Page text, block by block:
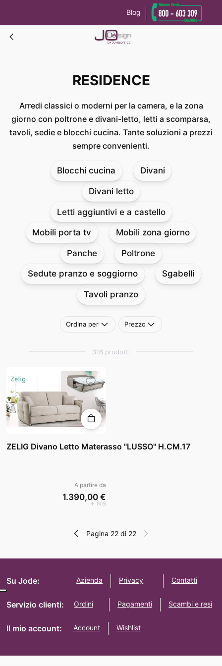
Blog
RESIDENCE
RESIDENCE
Arredi classici o moderni per la camera, e la zona
giorno con poltrone e divani-letto, letti a scomparsa,
tavoli, sedie e blocchi cucina. Tante soluzioni a prezzi
sempre convenienti.
Blocchi cucina Divani
Divani letto
Letti aggiuntivi e a castello
Mobili porta tv Mobili zona giorno
Panche Poltrone
Sedute pranzo e soggiorno Sgabelli
Tavoli pranzo
Ordina per Prezzo
316 prodotti
ZELIG Divano Letto Materasso "LUSSO" H.CM.17
A partire da
1.390,00 €
+ iva
Pagina 22 di 22
Su Jode: Azienda Privacy Contatti
Servizio clienti: Ordini Pagamenti Scambi e resi
Il mio account: Account Wishlist
Informativa sulla raccolta
Le tue preferenze relative alla privacy